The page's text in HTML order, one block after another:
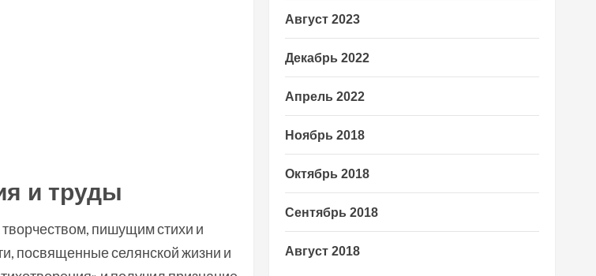
и труды
пишущим стихи и
посвященные селянской жизни и
Август 2023
Декабрь 2022
Апрель 2022
Ноябрь 2018
Октябрь 2018
Сентябрь 2018
Август 2018